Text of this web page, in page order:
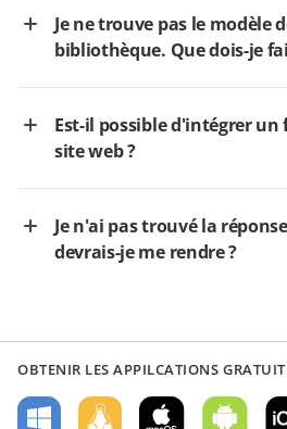
Je ne trouve pas le modèle
bibliothèque. Que dois-je
Est-il possible d'intégrer
site web ?
Je n'ai pas trouvé la
devrais-je me rendre ?
OBTENIR LES APPILCATIONS